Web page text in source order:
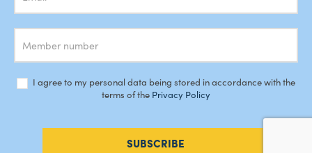
I agree to my personal data being stored in accordance with the
terms of the Privacy Policy
SUBSCRIBE